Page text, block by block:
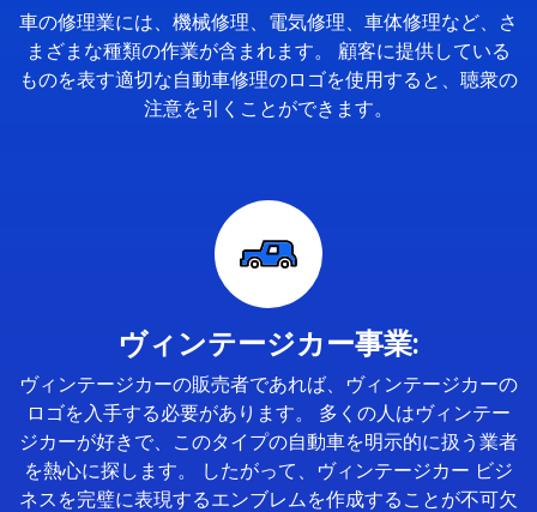
車の修理業には、機械修理、電気修理、車体修理など、さ
まざまな種類の作業が含まれます。 顧客に提供している
ものを表す適切な自動車修理のロゴを使用すると、聴衆の
注意を引くことができます。
ヴィンテージカー事業:
ヴィンテージカーの販売者であれば、ヴィンテージカーの
ロゴを入手する必要があります。 多くの人はヴィンテー
ジカーが好きで、このタイプの自動車を明示的に扱う業者
を熱心に探します。 したがって、ヴィンテージカー ビジ
ネスを完璧に表現するエンブレムを作成することが不可欠